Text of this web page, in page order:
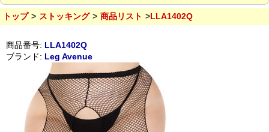
トップ ストッキング 商品リスト LLA1402Q
商品番号: LLA1402Q
ブランド: Leg Avenue